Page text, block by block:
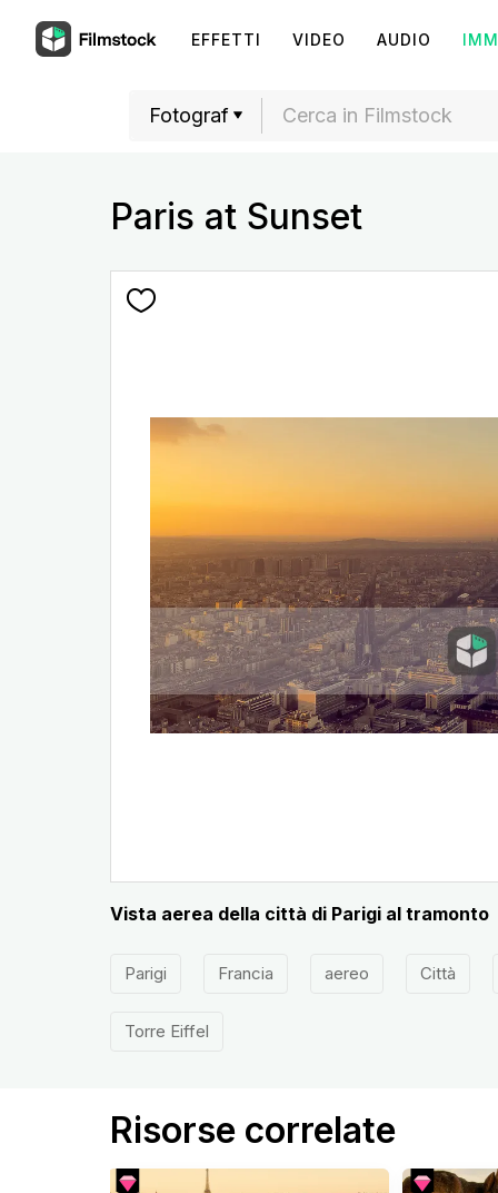
EFFETTI VIDEO AUDIO
Paris at Sunset
Vista aerea della città di Parigi al tramonto
Parigi Francia aereo Città
Torre Eiffel
Risorse correlate